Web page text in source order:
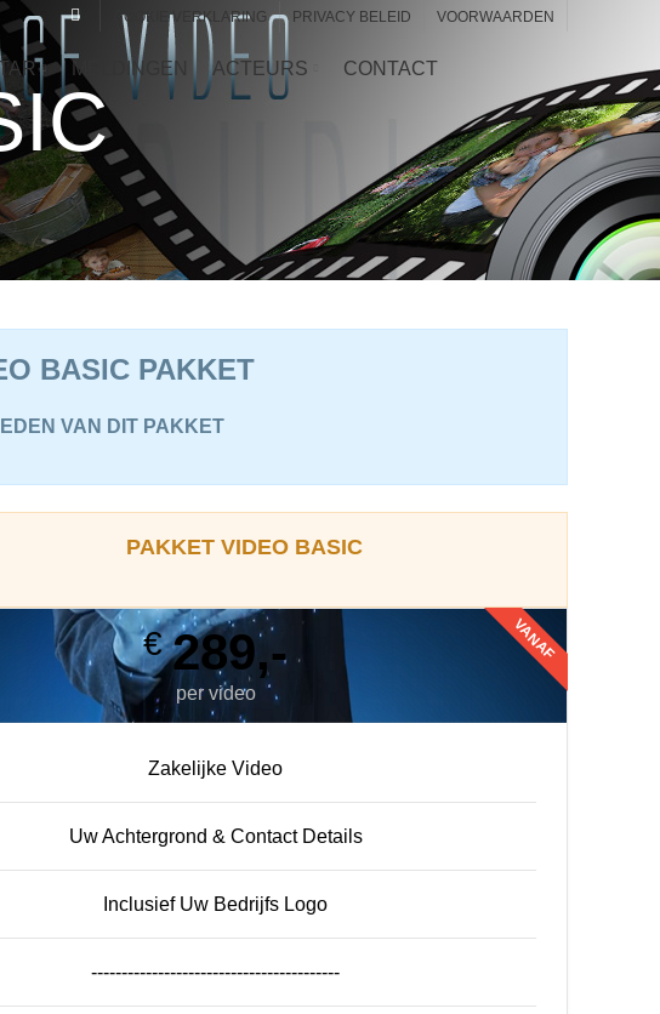
COOKIE VERKLARING PRIVACY BELEID VOORWAARDEN
MELDINGEN ACTEURS CONTACT
BASIC PAKKET
VAN DIT PAKKET
PAKKET VIDEO BASIC
VANAF
€289,-
per video
Zakelijke Video
Uw Achtergrond & Contact Details
Inclusief Uw Bedrijfs Logo
-----------------------------------------